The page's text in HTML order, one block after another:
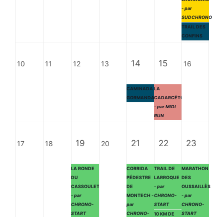
- par
SUDCHRONO
TRAIL DES
CONFINS
10 11 12 13 14
CAMINADA
GORMANDA
15
LA
CADARCÉTOISE
- par MIDI
RUN
16
17 18 19
LA RONDE
DU
CASSOULET
- par
CHRONO-
START
20 21
CORRIDA
PÉDESTRE
DE
MONTECH -
par
CHRONO-
22
TRAIL DE
LARROQUE
- par
CHRONO-
START
10 KM DE
23
MARATHON
DES
OUSSAILLÈS
- par
CHRONO-
START